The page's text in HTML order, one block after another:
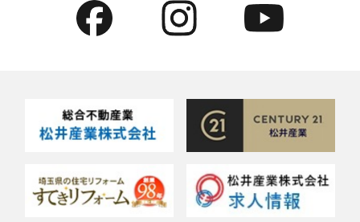
貸倉庫・その他
貸店舗活用事例
賃貸物件
2022年6月
2022年3月
2022年2月